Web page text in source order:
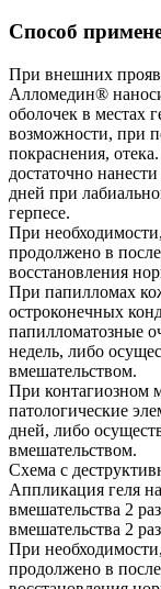
Способ
При внешних
Алломедин®
оболочек в местах
возможности, при
покраснения,
достаточно
дней при
герпесе.
При
продолжено в
восстановления
При папилломах
остроконечных
папилломатозные
недель, либо
вмешательством.
При контагиозном
патологические
дней, либо
вмешательством.
Схема с
Аппликация геля
вмешательства 2
вмешательства 2
При
продолжено в